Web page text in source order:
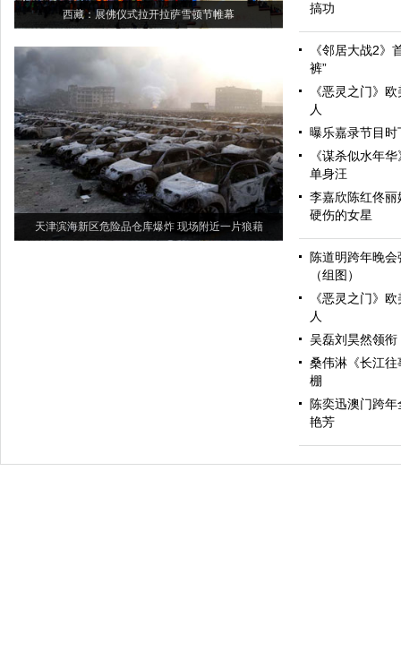
西藏：展佛仪式拉开拉萨雪顿节帷幕
天津滨海新区危险品仓库爆炸 现场附近一片狼藉
搞功
《邻居大战2》
裤”
《恶灵之门》
人
曝乐嘉录节目
《谋杀似水年
单身汪
李嘉欣陈红佟
硬伤的女星
陈道明跨年晚
（组图）
《恶灵之门》
人
吴磊刘昊然领衔
桑伟淋《长江
棚
陈奕迅澳门跨
艳芳